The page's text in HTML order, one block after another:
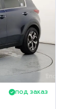
под заказ